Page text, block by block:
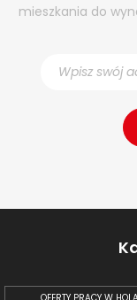
mieszkania do